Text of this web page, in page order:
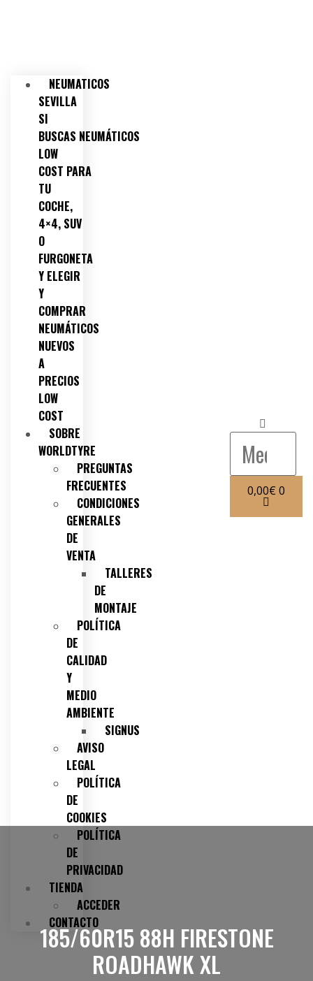
NEUMATICOS
SEVILLA
SI
BUSCAS NEUMÁTICOS
LOW
COST PARA
TU
COCHE,
4×4, SUV
O
FURGONETA
Y ELEGIR
Y
COMPRAR
NEUMÁTICOS
NUEVOS
A
PRECIOS
LOW
COST
SOBRE
WORLDTYRE
PREGUNTAS
FRECUENTES
CONDICIONES
GENERALES
DE
VENTA
TALLERES
DE
MONTAJE
POLÍTICA
DE
CALIDAD
Y
MEDIO
AMBIENTE
SIGNUS
AVISO
LEGAL
POLÍTICA
DE
COOKIES
POLÍTICA
DE
PRIVACIDAD
TIENDA
ACCEDER
CONTACTO
0,00€ 0
185/60R15 88H FIRESTONE
ROADHAWK XL